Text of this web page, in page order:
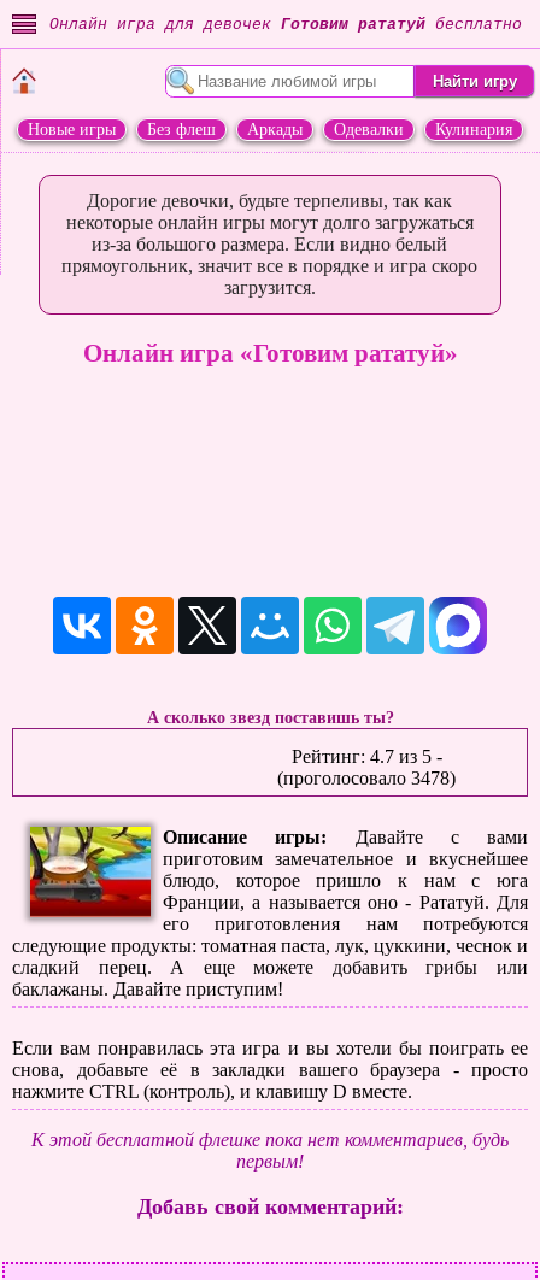
Онлайн игра для девочек Готовим рататуй бесплатно
Новые игры Без флеш Аркады Одевалки
Кулинария
Дорогие девочки, будьте терпеливы, так как
некоторые онлайн игры могут долго загружаться
из-за большого размера. Если видно белый
прямоугольник, значит все в порядке и игра скоро
загрузится.
Онлайн игра «Готовим рататуй»
А сколько звезд поставишь ты?
Рейтинг: 4.7из 5-
(проголосовало 3478)
Описание игры:
Давайте с вами
приготовим замечательное и вкуснейшее
блюдо, которое пришло к нам с юга
Франции, а называется оно - Рататуй. Для
его приготовления нам потребуются
следующие продукты: томатная паста, лук, цуккини, чеснок и
сладкий перец. А еще можете добавить грибы или
баклажаны. Давайте приступим!
Если вам понравилась эта игра и вы хотели бы поиграть ее
снова, добавьте её в закладки вашего браузера - просто
нажмите CTRL (контроль), и клавишу D вместе.
К этой бесплатной флешке пока нет комментариев, будь
первым!
Добавь свой комментарий: